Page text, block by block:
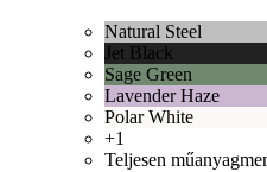
Natural Steel
Jet Black
Sage Green
Lavender Haze
Polar White
+1
Teljesen